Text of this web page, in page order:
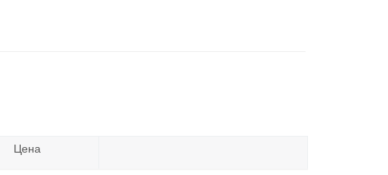
Цена